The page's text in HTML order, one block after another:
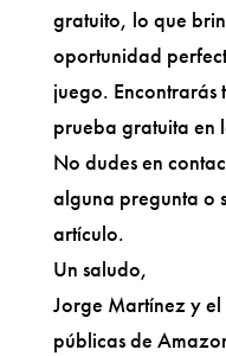
gratuito, lo que
oportunidad
juego. Encontrarás
prueba gratuita en
No dudes en
alguna pregunta o
artículo.
Un saludo,
Jorge Martínez y
públicas de